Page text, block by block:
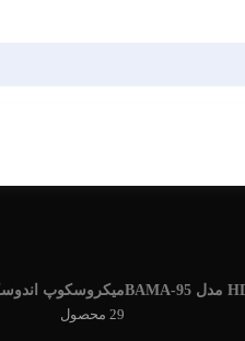
میکروسکوپ
29 محصول